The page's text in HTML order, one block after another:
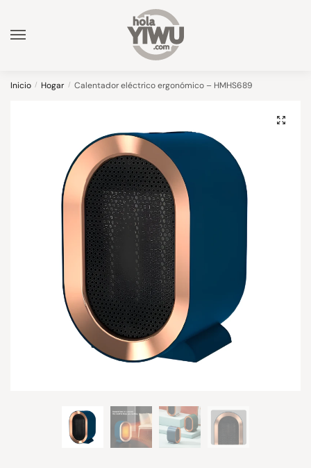
navigation
content
Inicio / Hogar / Calentador eléctrico ergonómico – HMHS689